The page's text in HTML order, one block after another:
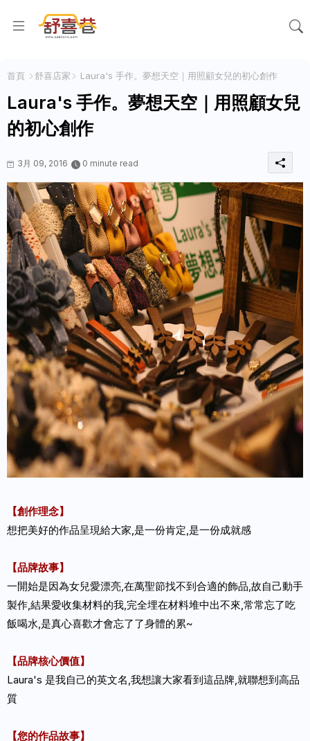
首頁 舒喜店家 Laura's 手作。夢想天空｜用照顧女兒的初心創作
Laura's 手作。夢想天空｜用照顧女兒
的初心創作
3月 09, 2016 0 minute read
【創作理念】
想把美好的作品呈現給大家,是一份肯定,是一份成就感
【品牌故事】
一開始是因為女兒愛漂亮,在萬聖節找不到合適的飾品,故自己動手
製作,結果愛收集材料的我,完全埋在材料堆中出不來,常常忘了吃
飯喝水,是真心喜歡才會忘了了身體的累~
【品牌核心價值】
Laura's 是我自己的英文名,我想讓大家看到這品牌,就聯想到高品
質
【您的作品故事】